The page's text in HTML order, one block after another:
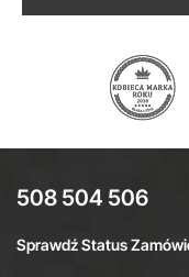
508 504 506
Sprawdź Status